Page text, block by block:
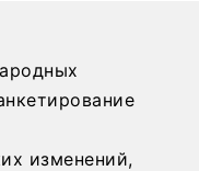
изменений,